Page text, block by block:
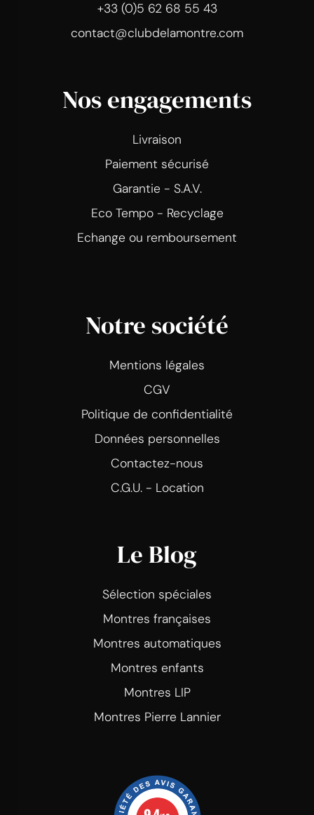
+33 (0)5 62 68 55 43
contact@clubdelamontre.com
Nos engagements
Livraison
Paiement sécurisé
Garantie - S.A.V.
Eco Tempo - Recyclage
Echange ou remboursement
Notre société
Mentions légales
CGV
Politique de confidentialité
Données personnelles
Contactez-nous
C.G.U. - Location
Le Blog
Sélection spéciales
Montres françaises
Montres automatiques
Montres enfants
Montres LIP
Montres Pierre Lannier